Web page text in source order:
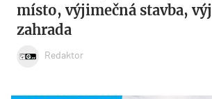
místo, výjimečná stavba,
zahrada
Redaktor